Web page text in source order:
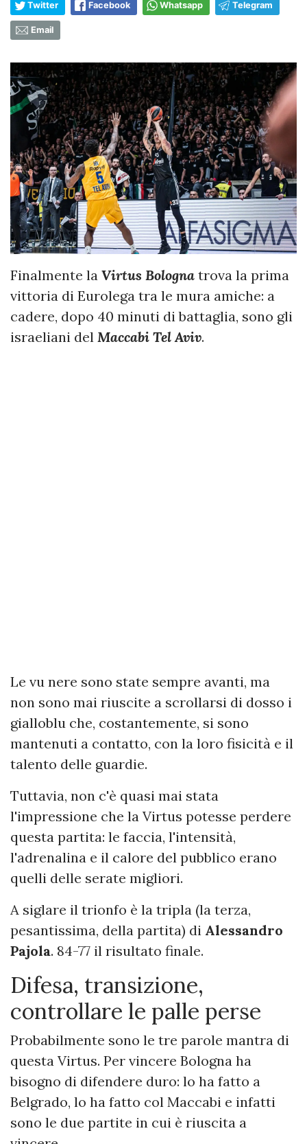
Twitter Facebook Whatsapp Telegram
Email
Finalmente la Virtus Bologna trova la prima
vittoria di Eurolega tra le mura amiche: a
cadere, dopo 40 minuti di battaglia, sono gli
israeliani del Maccabi Tel Aviv.
Le vu nere sono state sempre avanti, ma
non sono mai riuscite a scrollarsi di dosso i
gialloblu che, costantemente, si sono
mantenuti a contatto, con la loro fisicità e il
talento delle guardie.
Tuttavia, non c'è quasi mai stata
l'impressione che la Virtus potesse perdere
questa partita: le faccia, l'intensità,
l'adrenalina e il calore del pubblico erano
quelli delle serate migliori.
A siglare il trionfo è la tripla (la terza,
pesantissima, della partita) di Alessandro
Pajola. 84-77 il risultato finale.
Difesa, transizione,
controllare le palle perse
Probabilmente sono le tre parole mantra di
questa Virtus. Per vincere Bologna ha
bisogno di difendere duro: lo ha fatto a
Belgrado, lo ha fatto col Maccabi e infatti
sono le due partite in cui è riuscita a